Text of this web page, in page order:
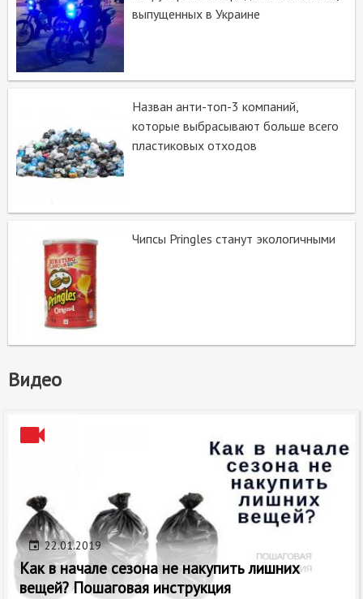
выпущенных в Украине
Назван анти-топ-3 компаний,
которые выбрасывают больше всего
пластиковых отходов
Чипсы Pringles станут экологичными
Видео
22.01.2019
Как в начале сезона не накупить лишних
вещей? Пошаговая инструкция